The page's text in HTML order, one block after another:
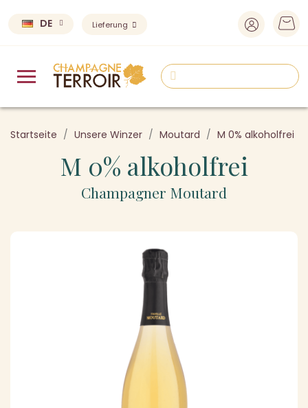
DE Lieferung
Startseite Unsere Winzer Moutard M 0% alkoholfrei
M 0% alkoholfrei
Champagner Moutard